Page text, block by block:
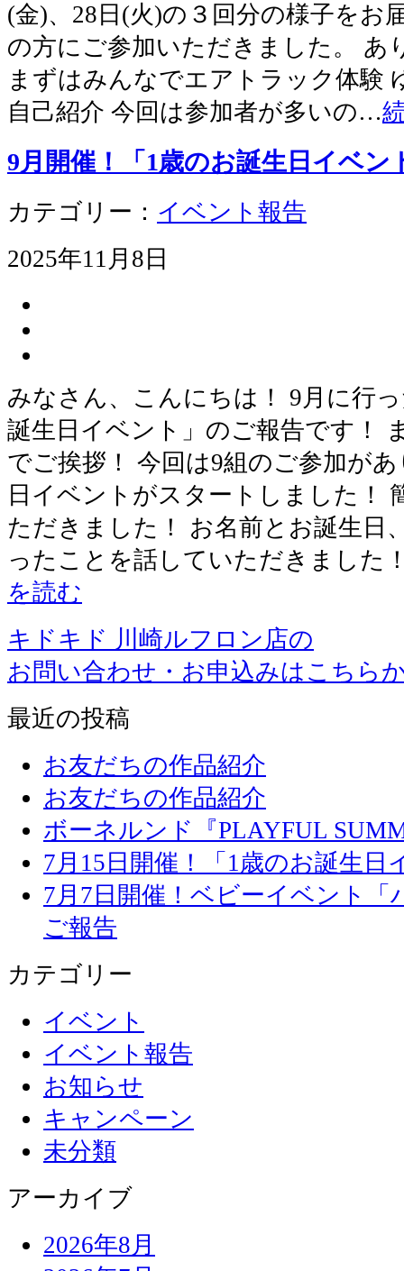
(金)、28日(火)の３回分の様子をお
の方にご参加いただきました。 あ
まずはみんなでエアトラック体験
自己紹介 今回は参加者が多いの…
9月開催！「1歳のお誕生日イベン
カテゴリー： イベント報告
2025年11月8日
みなさん、こんにちは！ 9月に行
誕生日イベント」のご報告です！
でご挨拶！ 今回は9組のご参加が
日イベントがスタートしました！
ただきました！ お名前とお誕生日
ったことを話していただきました
を読む
キドキド 川崎ルフロン店の
お問い合わせ・お申込みはこちら
最近の投稿
お友だちの作品紹介
お友だちの作品紹介
ボーネルンド『PLAYFUL
7月15日開催！「1歳のお誕生日
7月7日開催！ベビーイベント
ご報告
カテゴリー
イベント
イベント報告
お知らせ
キャンペーン
未分類
アーカイブ
2026年8月